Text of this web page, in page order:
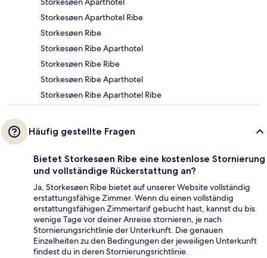
Storkesøen Aparthotel Ribe
Storkesøen Ribe
Storkesøen Ribe Aparthotel
Storkesøen Ribe Ribe
Storkesøen Ribe Aparthotel
Storkesøen Ribe Aparthotel Ribe
Häufig gestellte Fragen
Bietet Storkesøen Ribe eine kostenlose Stornierung
und vollständige Rückerstattung an?
Ja, Storkesøen Ribe bietet auf unserer Website vollständig
erstattungsfähige Zimmer. Wenn du einen vollständig
erstattungsfähigen Zimmertarif gebucht hast, kannst du bis
wenige Tage vor deiner Anreise stornieren, je nach
Stornierungsrichtlinie der Unterkunft. Die genauen
Einzelheiten zu den Bedingungen der jeweiligen Unterkunft
findest du in deren Stornierungsrichtlinie.